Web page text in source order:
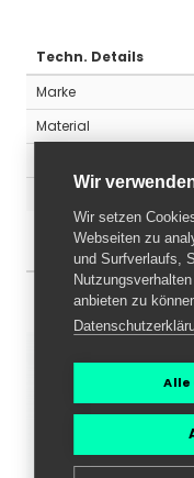
Wir
Wir setzen
Webseiten zu
und Surfverlaufs,
anbieten zu
Alle
Techn. Details
Marke
Material
Informationen zur
Hersteller/EU